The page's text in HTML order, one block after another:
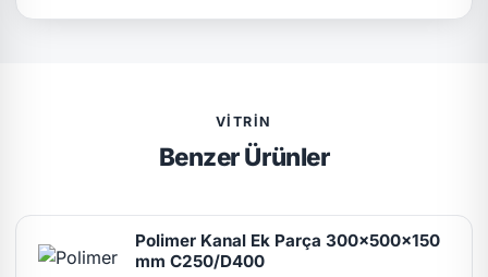
VITRIN
Benzer Ürünler
Polimer Kanal Ek Parça 300x500x150
mm C250/D400